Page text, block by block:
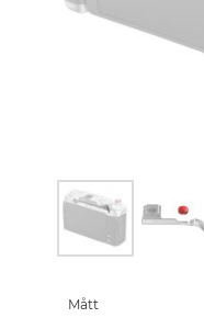
theMått